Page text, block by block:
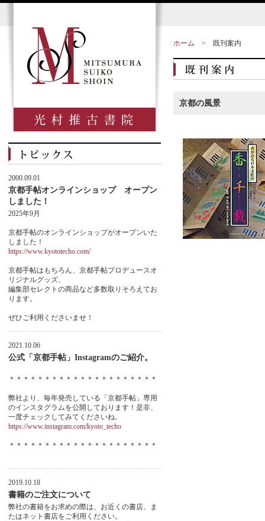
ホーム > 既刊案内
京都の風景
2000.09.01
京都手帖オンラインショップ オープン
しました！
2025年9月
京都手帖のオンラインショップがオープンいた
しました！
https://www.kyototecho.com/
京都手帖はもちろん、京都手帖プロデュースオ
リジナルグッズ、
編集部セレクトの商品など多数取りそろえてお
ります。
ぜひご利用くださいませ！
2021.10.06
公式「京都手帖」Instagramのご紹介。
＊＊＊＊＊＊＊＊＊＊＊＊＊＊＊＊＊＊＊＊＊
弊社より、毎年発売している「京都手帖」専用
のインスタグラムを公開しております！是非、
一度チェックしてみてくださいね。
https://www.instagram.com/kyoto_techo
＊＊＊＊＊＊＊＊＊＊＊＊＊＊＊＊＊＊＊＊＊
2019.10.18
書籍のご注文について
弊社の書籍をお求めの際は、お近くの書店、ま
たはネット書店をご利用ください。